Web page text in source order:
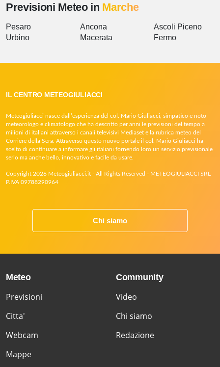
Previsioni Meteo in Marche
Pesaro
Urbino
Ancona
Macerata
Ascoli Piceno
Fermo
IL CENTRO METEOGIULIACCI
Meteogiuliacci nasce dall’esperienza del col. Mario Giuliacci, simpatico e noto
meteorologo e climatologo che ha descritto per anni le previsioni del tempo a
milioni di italiani attraverso i canali televisivi Mediaset e la rubrica meteo del
Corriere della Sera. Attraverso questo nuovo portale il col. Mario Giuliacci ha
scelto di continuare a informare gli italiani fornendo loro un servizio previsionale
serio ma anche bello, innovativo e facile da usare.
Copyright 2026 Meteogiuliacci.it - All Rights Reserved - METEOGIULIACCI SRL
P.IVA 09788290964
Chi siamo
Meteo
Previsioni
Citta'
Webcam
Mappe
Community
Video
Chi siamo
Redazione